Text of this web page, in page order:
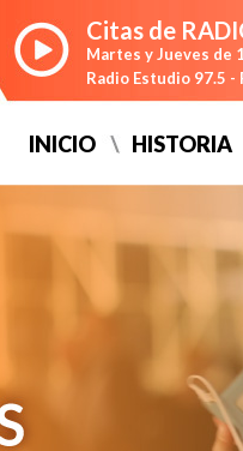
Citas de
Martes y Jueves de
Radio Estudio 97.5 -
INICIO HISTORIA